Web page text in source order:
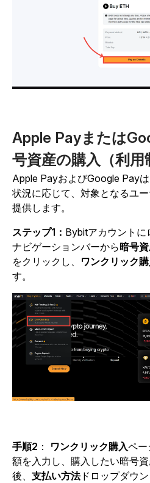
Apple Payまたは
号資産の購入（利用
Apple PayおよびGoogle Pay
状況に応じて、対象となるユ
提供します。
ステップ1： Bybitアカウント
ナビゲーションバーから暗号
をクリックし、 ワンクリック
す。
手順2 ： ワンクリック購入ペー
額を入力し、購入したい暗号
後、 支払い方法ドロップダウ